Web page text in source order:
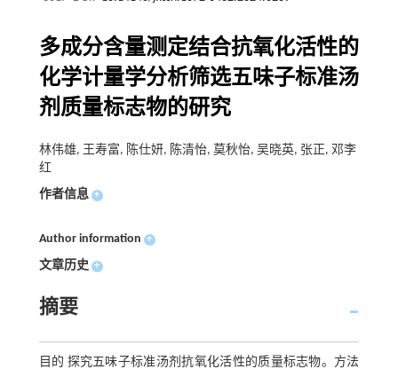
多成分含量测定结合抗氧化活性的
化学计量学分析筛选五味子标准汤
剂质量标志物的研究
林伟雄, 王寿富, 陈仕妍, 陈清怡, 莫秋怡, 吴晓英, 张正, 邓李
红
作者信息 +
Author information +
文章历史 +
摘要
目的 探究五味子标准汤剂抗氧化活性的质量标志物。方法